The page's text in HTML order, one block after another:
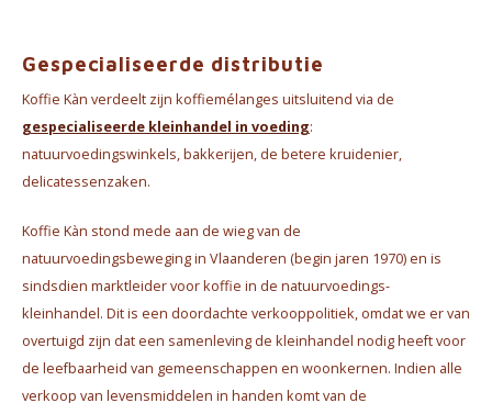
Gespecialiseerde distributie
Koffie Kàn verdeelt zijn koffiemélanges uitsluitend via de
gespecialiseerde kleinhandel in voeding:
natuurvoedingswinkels, bakkerijen, de betere kruidenier,
delicatessenzaken.
Koffie Kàn stond mede aan de wieg van de
natuurvoedingsbeweging in Vlaanderen (begin jaren 1970) en is
sindsdien marktleider voor koffie in de natuurvoedings-
kleinhandel. Dit is een doordachte verkooppolitiek, omdat we er van
overtuigd zijn dat een samenleving de kleinhandel nodig heeft voor
de leefbaarheid van gemeenschappen en woonkernen. Indien alle
verkoop van levensmiddelen in handen komt van de